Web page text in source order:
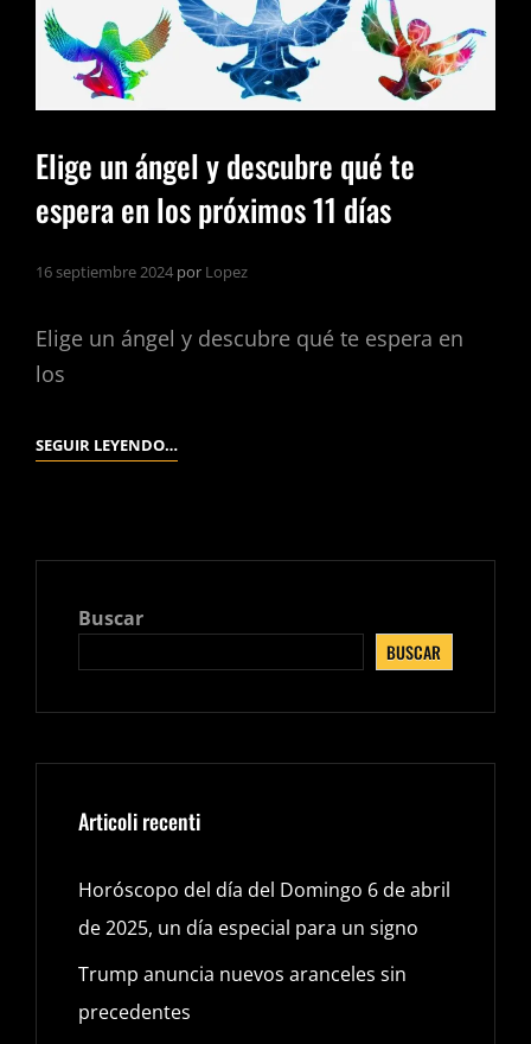
CARTAS
DESCUBRE
DE
TE
FUTURO.
Elige un ángel y descubre qué te
espera en los próximos 11 días
16 septiembre 2024 por Lopez
Elige un ángel y descubre qué te espera en
los
SEGUIR LEYENDO…ELIGE
DESCUBRE
TE
DÍAS
Buscar
BUSCAR
Articoli recenti
Horóscopo del día del Domingo 6 de abril
de 2025, un día especial para un signo
Trump anuncia nuevos aranceles sin
precedentes